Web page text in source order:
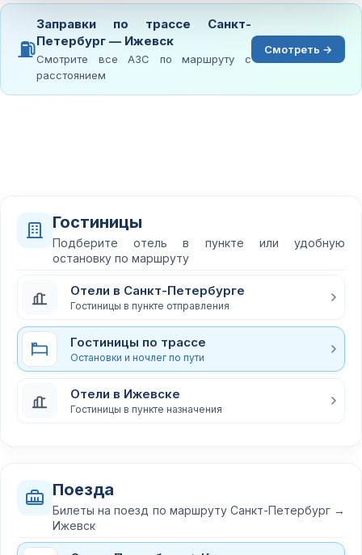
⛽
Заправки по трассе Санкт-
Петербург — Ижевск
Смотрите все АЗС по маршруту с
расстоянием
Смотреть →
Гостиницы
Подберите отель в пункте или удобную
остановку по маршруту
Отели в Санкт-Петербурге
Гостиницы в пункте отправления
Гостиницы по трассе
Остановки и ночлег по пути
Отели в Ижевске
Гостиницы в пункте назначения
Поезда
Билеты на поезд по маршруту Санкт-Петербург →
Ижевск